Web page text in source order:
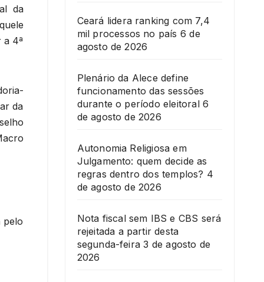
da
a 4ª
da
pelo
Ceará lidera ranking com 7,4
mil processos no país 6 de
agosto de 2026
Plenário da Alece define
funcionamento das sessões
durante o período eleitoral 6
de agosto de 2026
Autonomia Religiosa em
Julgamento: quem decide as
regras dentro dos templos? 4
de agosto de 2026
Nota fiscal sem IBS e CBS será
rejeitada a partir desta
segunda-feira 3 de agosto de
2026